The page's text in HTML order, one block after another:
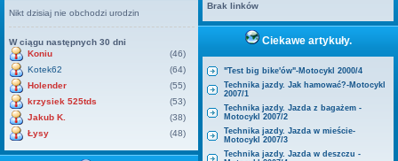
Nikt dzisiaj nie obchodzi urodzin
W ciągu następnych 30 dni
Koniu
(46)
Kotek62
(64)
Holender
(55)
krzysiek 525tds
(53)
Jakub K.
(38)
Łysy
(48)
Brak linków
Ciekawe artykuły.
"Test big bike'ów"-Motocykl 2000/4
Technika jazdy. Jak hamować?-Motocykl
2007/1
Technika jazdy. Jazda z bagażem -
Motocykl 2007/2
Technika jazdy. Jazda w mieście-
Motocykl 2007/3
Technika jazdy. Jazda w deszczu -